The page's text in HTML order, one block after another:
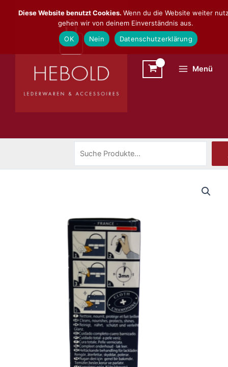
Inhalt
Menü
Diese Website benutzt Cookies. Wenn du die Website weiter
gehen wir von deinem Einverständnis aus.
OK
Nein Datenschutzerklärung